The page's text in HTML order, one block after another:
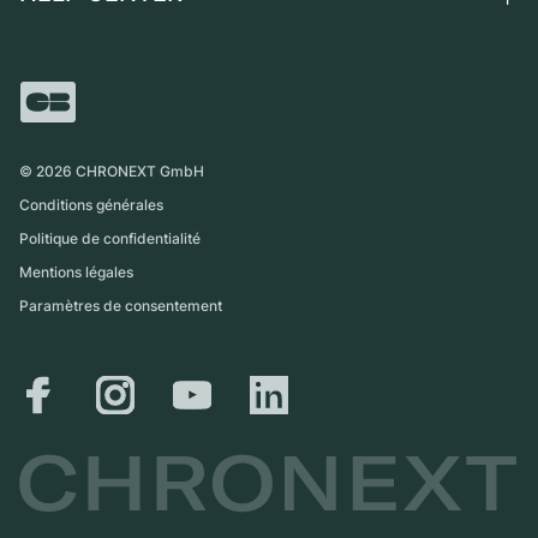
International
Magazine
Retrait sur place
© 2026 CHRONEXT GmbH
Conditions générales
Politique de confidentialité
Mentions légales
Paramètres de consentement